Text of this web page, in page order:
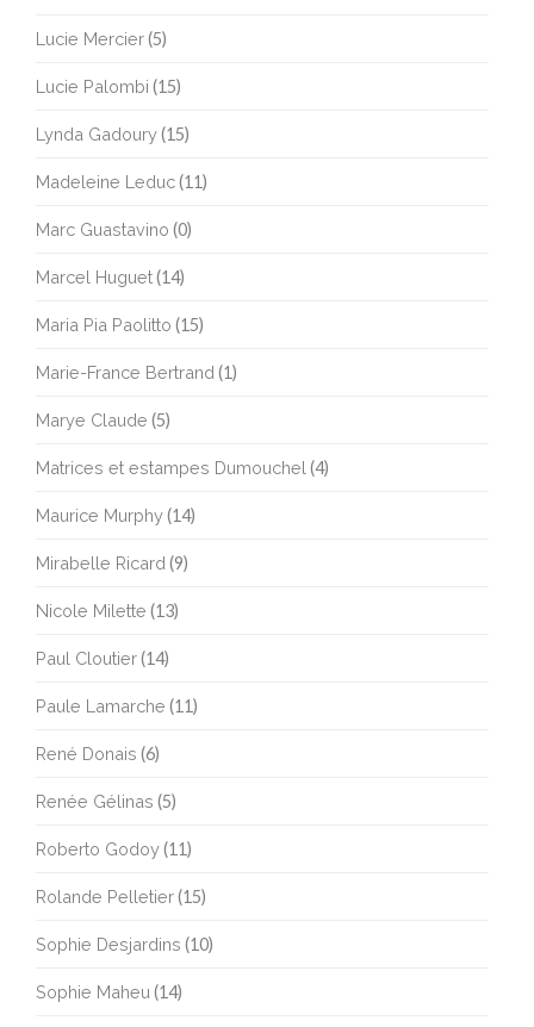
Lucie Mercier(5)
Lucie Palombi (15)
Lynda Gadoury(15)
Madeleine Leduc(11)
Marc Guastavino (0)
Marcel Huguet(14)
Maria Pia Paolitto (15)
Marie-France Bertrand (1)
Marye Claude (5)
Matrices et estampes Dumouchel (4)
Maurice Murphy(14)
Mirabelle Ricard (9)
Nicole Milette (13)
Paul Cloutier(14)
Paule Lamarche (11)
René Donais (6)
Renée Gélinas (5)
Roberto Godoy(11)
Rolande Pelletier(15)
Sophie Desjardins (10)
Sophie Maheu (14)